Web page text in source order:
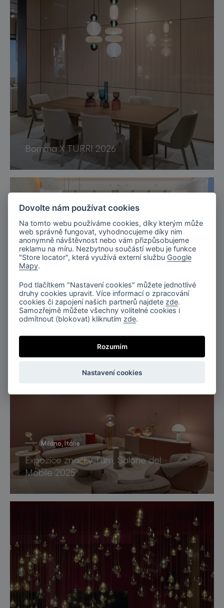
Bomma X TURRI 2026
Penthouse Nero, Miami
Miláno, Itálie
Expozice značky Turri, Salone del
Mobile 2025
Dovolte nám používat cookies
Na tomto webu používáme cookies, díky kterým může
web správně fungovat, vyhodnocujeme díky nim
anonymně návštěvnost nebo vám přizpůsobujeme
reklamu na míru. Nezbytnou součástí webu je funkce
"Store locator", která využívá externí službu Google
Mapy
Pod tlačítkem "Nastavení cookies" můžete jednotlivé
druhy cookies upravit. Více informací o zpracování
cookies či zapojení našich partnerů najdete zde
Samozřejmě můžete všechny volitelné cookies i
odmítnout (blokovat) kliknutím zde
Rozumím
Nastavení cookies